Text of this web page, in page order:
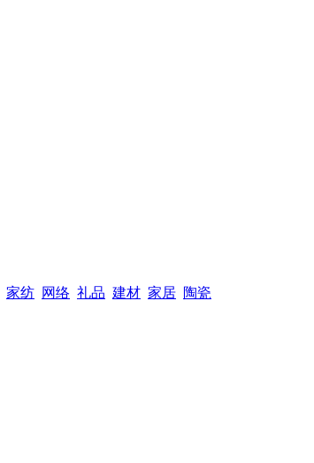
家纺 网络 礼品 建材 家居 陶瓷